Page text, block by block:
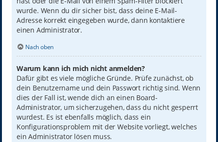
wurde. Wenn du dir sicher bist, dass deine E-Mail-
Adresse korrekt eingegeben wurde, dann kontaktiere
einen Administrator.
Nach oben
Warum kann ich mich nicht anmelden?
Dafür gibt es viele mögliche Gründe. Prüfe zunächst, ob
dein Benutzername und dein Passwort richtig sind. Wenn
dies der Fall ist, wende dich an einen Board-
Administrator, um sicherzugehen, dass du nicht gesperrt
wurdest. Es ist ebenfalls möglich, dass ein
Konfigurationsproblem mit der Website vorliegt, welches
ein Administrator lösen muss.